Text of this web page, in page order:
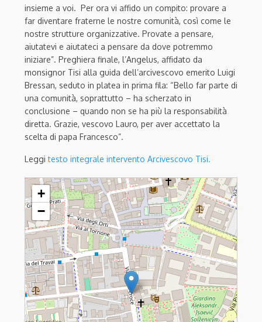
insieme a voi. Per ora vi affido un compito: provare a
far diventare fraterne le nostre comunità, così come le
nostre strutture organizzative. Provate a pensare,
aiutatevi e aiutateci a pensare da dove potremmo
iniziare”. Preghiera finale, l’Angelus, affidato da
monsignor Tisi alla guida dell’arcivescovo emerito Luigi
Bressan, seduto in platea in prima fila: “Bello far parte di
una comunità, soprattutto – ha scherzato ­in
conclusione – quando non se ha più la responsabilità
diretta. Grazie, vescovo Lauro, per aver accettato la
scelta di papa Francesco”.
Leggi testo integrale intervento Arcivescovo Tisi.
“Credenti inquieti, esempio di fraternità nel quotidiano”
+
−